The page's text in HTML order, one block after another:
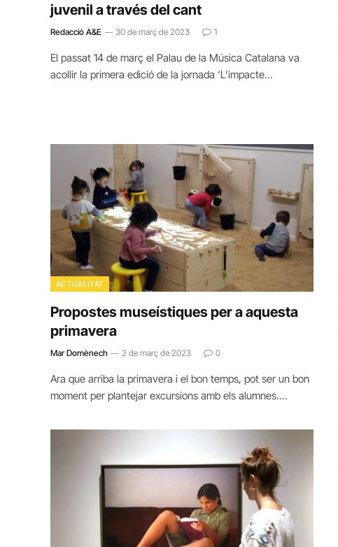
juvenil a través del cant
Redacció A&E 30 de març de 2023 1
El passat 14 de març el Palau de la Música Catalana va
acollir la primera edició de la jornada ‘L’impacte…
ACTUALITAT
Propostes museístiques per a aquesta
primavera
Mar Domènech 2 de març de 2023 0
Ara que arriba la primavera i el bon temps, pot ser un bon
moment per plantejar excursions amb els alumnes.…